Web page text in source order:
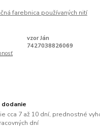
farebnica používaných nití
vzor Ján
7427038826069
dodanie
cca 7 až 10 dní, prednostné
dní